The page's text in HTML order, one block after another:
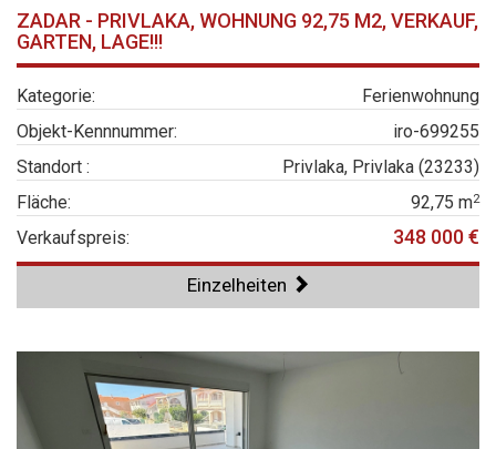
ZADAR - PRIVLAKA, WOHNUNG 92,75 M2, VERKAUF,
GARTEN, LAGE!!!
Kategorie:
Ferienwohnung
Objekt-Kennnummer:
iro-699255
Standort :
Privlaka, Privlaka (23233)
Fläche:
92,75 m2
Verkaufspreis: 348 000 €
Einzelheiten